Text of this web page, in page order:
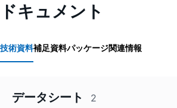
ドキュメント
技術資料補足資料パッケージ関連情報
データシート 2